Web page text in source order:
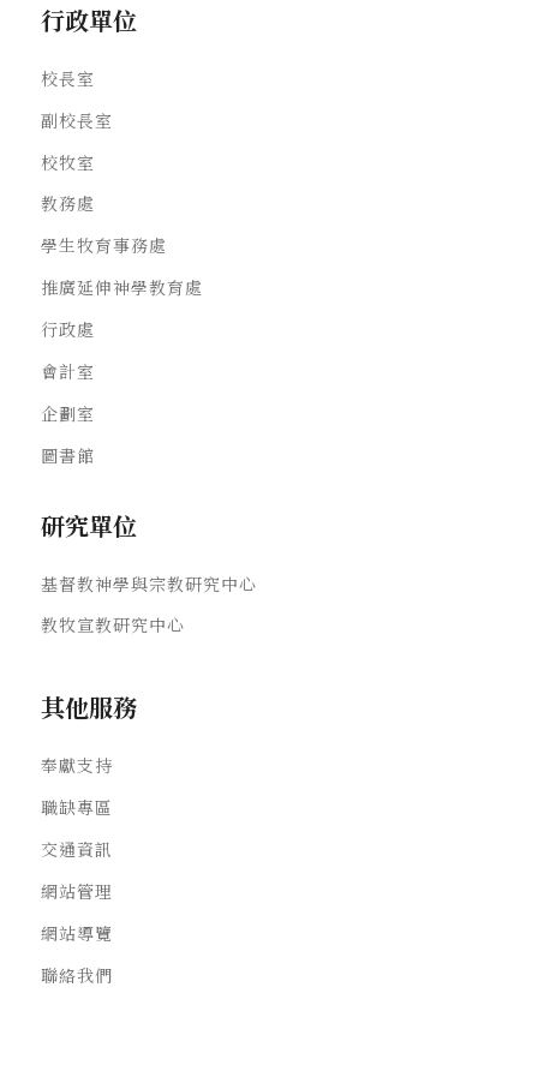
行政單位
校長室
副校長室
校牧室
教務處
學生牧育事務處
推廣延伸神學教育處
行政處
會計室
企劃室
圖書館
研究單位
基督教神學與宗教研究中心
教牧宣教研究中心
其他服務
奉獻支持
職缺專區
交通資訊
網站管理
網站導覽
聯絡我們